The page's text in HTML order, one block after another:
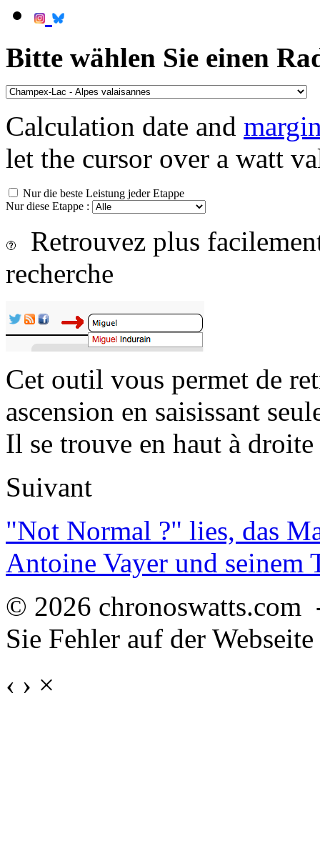
Bitte wählen Sie einen
Calculation date and
let the cursor over a watt
Nur die beste Leistung jeder Etappe
Nur diese Etappe :
Retrouvez plus
recherche
Cet outil vous permet de
ascension en saisissant
Il se trouve en haut à
Suivant
"Not Normal ?" lies, das
Antoine Vayer und seinem
© 2026
Sie Fehler auf der
‹ › ×